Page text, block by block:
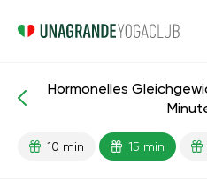
Energie
Hormonelles
10 min 15 min